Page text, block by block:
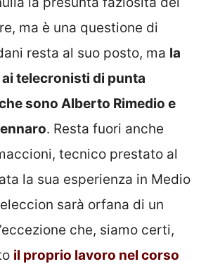
ma è una questione di
resta al suo posto, ma la
telecronisti di punta
sono Alberto Rimedio e
. Resta fuori anche
tecnico prestato al
la sua esperienza in Medio
sarà orfana di un
che, siamo certi,
il proprio lavoro nel corso